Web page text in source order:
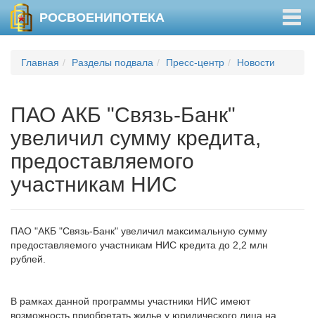
РОСВОЕНИПОТЕКА
Главная Разделы подвала Пресс-центр Новости
ПАО АКБ "Связь-Банк"
увеличил сумму кредита,
предоставляемого
участникам НИС
ПАО "АКБ "Связь-Банк" увеличил максимальную сумму
предоставляемого участникам НИС кредита до 2,2 млн
рублей.
В рамках данной программы участники НИС имеют
возможность приобретать жилье у юридического лица на